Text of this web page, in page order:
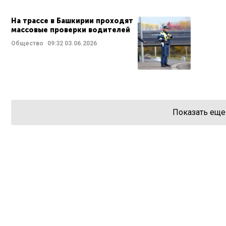
На трассе в Башкирии проходят
массовые проверки водителей
Общество 09:32 03.06.2026
Показать